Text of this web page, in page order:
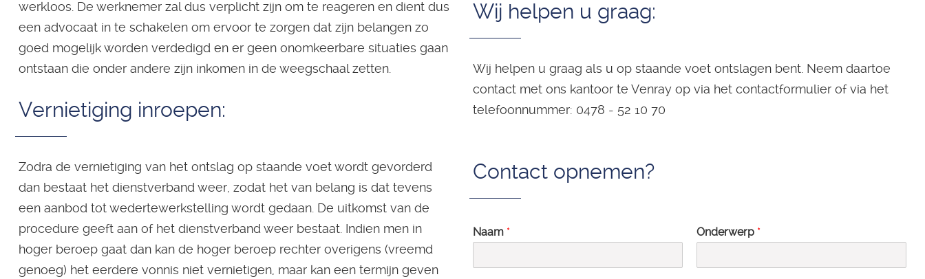
werkloos. De werknemer zal dus verplicht zijn om te reageren en dient dus
een advocaat in te schakelen om ervoor te zorgen dat zijn belangen zo
goed mogelijk worden verdedigd en er geen onomkeerbare situaties gaan
ontstaan die onder andere zijn inkomen in de weegschaal zetten.
Vernietiging inroepen:
Zodra de vernietiging van het ontslag op staande voet wordt gevorderd
dan bestaat het dienstverband weer, zodat het van belang is dat tevens
een aanbod tot wedertewerkstelling wordt gedaan. De uitkomst van de
procedure geeft aan of het dienstverband weer bestaat. Indien men in
hoger beroep gaat dan kan de hoger beroep rechter overigens (vreemd
genoeg) het eerdere vonnis niet vernietigen, maar kan een termijn geven
Wij helpen u graag:
Wij helpen u graag als u op staande voet ontslagen bent. Neem daartoe
contact met ons kantoor te Venray op via het contactformulier of via het
telefoonnummer: 0478 - 52 10 70
Contact opnemen?
Naam * Onderwerp *